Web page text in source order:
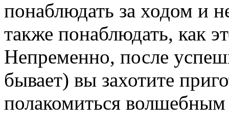
понаблюдать за ходом и
также понаблюдать, как
Непременно, после
бывает) вы захотите
полакомиться